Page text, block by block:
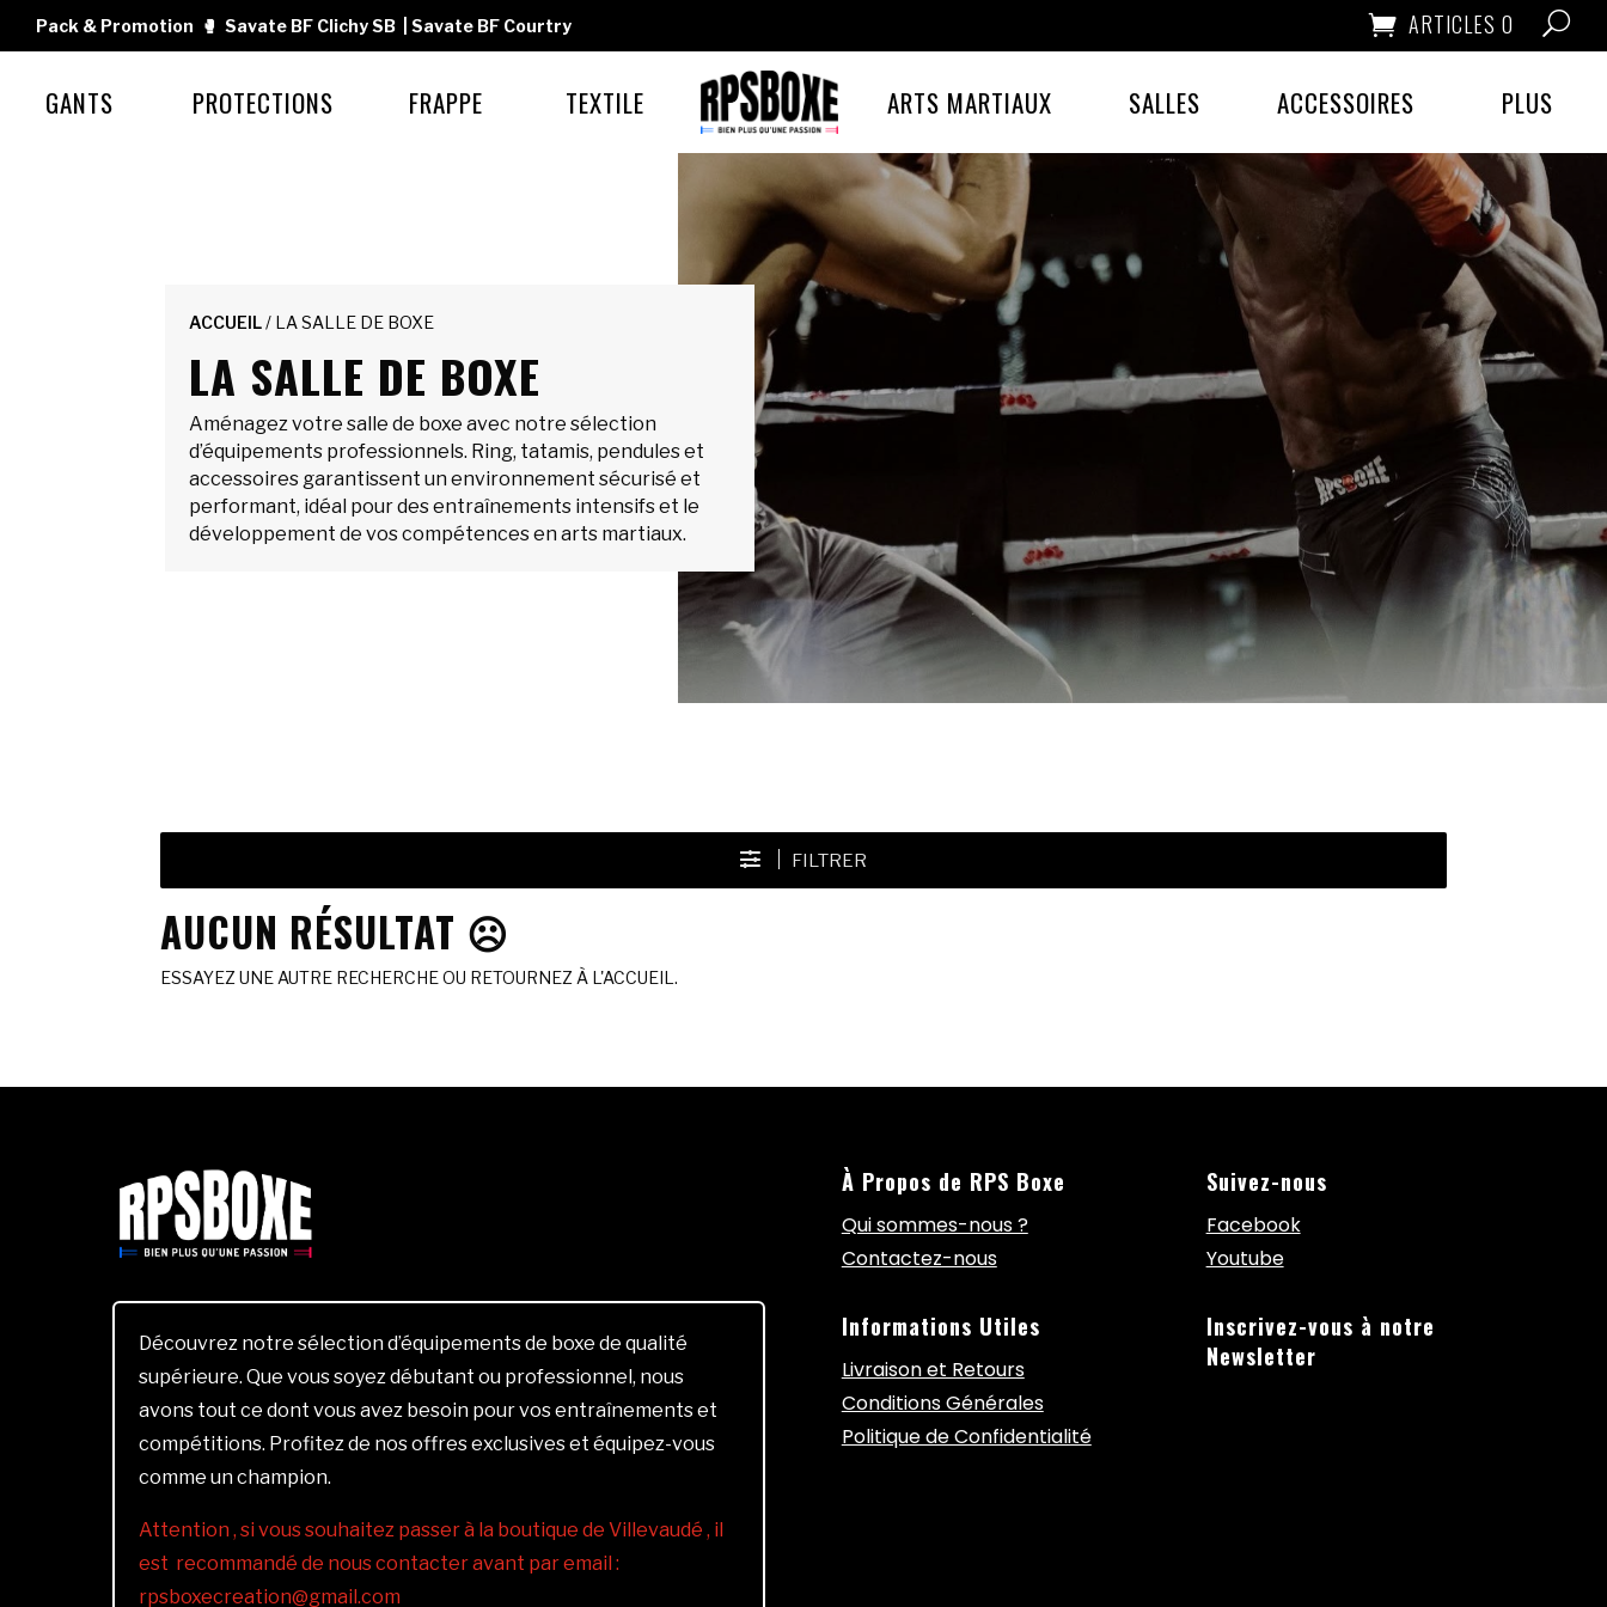
Pack & Promotion 🥊 Savate BF Clichy SB Savate BF Courtry ARTICLES 0
GANTS PROTECTIONS FRAPPE TEXTILE ARTS MARTIAUX SALLES ACCESSOIRES PLUS
ACCUEIL/ LA SALLE DE BOXE
LA SALLE DE BOXE
Aménagez votre salle de boxe avec notre sélection
d’équipements professionnels. Ring, tatamis, pendules et
accessoires garantissent un environnement sécurisé et
performant, idéal pour des entraînements intensifs et le
développement de vos compétences en arts martiaux.
FILTRER
AUCUN RÉSULTAT ☹️
ESSAYEZ UNE AUTRE RECHERCHE OU RETOURNEZ À L'ACCUEIL.
Découvrez notre sélection d’équipements de boxe de qualité
supérieure. Que vous soyez débutant ou professionnel, nous
avons tout ce dont vous avez besoin pour vos entraînements et
compétitions. Profitez de nos offres exclusives et équipez-vous
comme un champion.
Attention , si vous souhaitez passer à la boutique de Villevaudé , il
est recommandé de nous contacter avant par email :
rpsboxecreation@gmail.com
À Propos de RPS Boxe
Qui sommes-nous ?
Contactez-nous
Informations Utiles
Livraison et Retours
Conditions Générales
Politique de Confidentialité
Suivez-nous
Facebook
Youtube
Inscrivez-vous à notre
Newsletter